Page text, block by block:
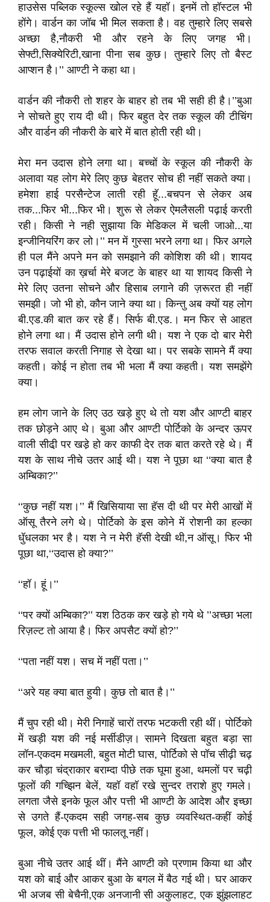
हाउसेस पब्लिक स्कूल्स खोल रहे हैं यहॉ। इनमें तो हॉस्टल भी
होंगे। वार्डन का जॉब भी मिल सकता है। वह तुम्हारे लिए सबसे
अच्छा है,नौकरी भी और रहने के लिए जगह भी।
सेफ्टी,सिक्येरिटी,खाना पीना सब कुछ। तुम्हारे लिए तो बैस्ट
आप्शन है।’’ आण्टी ने कहा था।
वार्डन की नौकरी तो शहर के बाहर हो तब भी सही ही है।’’बुआ
ने सोचते हुए राय दी थी। फिर बहुत देर तक स्कूल की टीचिंग
और वार्डन की नौकरी के बारे में बात होती रही थी।
मेरा मन उदास होने लगा था। बच्चों के स्कूल की नौकरी के
अलावा यह लोग मेरे लिए कुछ बेहतर सोच ही नहीं सकते क्या।
हमेशा हाई परसैन्टेज लाती रही हूॅ...बचपन से लेकर अब
तक...फिर भी...फिर भी। शुरू से लेकर ऐमलैसली पढ़ाई करती
रही। किसी ने नही सुझाया कि मेडिकल में चली जाओ...या
इन्जीनियरिंग कर लो।’’ मन में गुस्सा भरने लगा था। फिर अगले
ही पल मैंने अपने मन को समझाने की कोशिश की थी। शायद
उन पढ़ाईयों का ख़र्चा मेरे बजट के बाहर था या शायद किसी ने
मेरे लिए उतना सोचने और हिसाब लगाने की ज़रूरत ही नहीं
समझी। जो भी हो, कौन जाने क्या था। किन्तु अब क्यों यह लोग
बी.एड.की बात कर रहे हैं। सिर्फ बी.एड.। मन फिर से आहत
होने लगा था। मैं उदास होने लगी थी। यश ने एक दो बार मेरी
तरफ सवाल करती निगाह से देखा था। पर सबके सामने मैं क्या
कहती। कोई न होता तब भी भला मैं क्या कहती। यश समझेंगे
क्या।
हम लोग जाने के लिए उठ खड़े हुए थे तो यश और आण्टी बाहर
तक छोड़ने आए थे। बुआ और आण्टी पोर्टिको के अन्दर ऊपर
वाली सीढी़ पर खडे़ हो कर काफी देर तक बात करते रहे थे। मैं
यश के साथ नीचे उतर आई थी। यश ने पूछा था ‘‘क्या बात है
अम्बिका?’’
‘‘कुछ नहीं यश।’’ मैं खिसियाया सा हॅस दी थी पर मेरी आखों में
ऑसू तैरने लगे थे। पोर्टिको के इस कोने में रोशनी का हल्का
धुॅधलका भर है। यश ने न मेरी हॅसी देखी थी,न ऑसू। फिर भी
पूछा था,‘‘उदास हो क्या?’’
‘‘हॉ। हूं।’’
‘‘पर क्यों अम्बिका?’’ यश ठिठक कर खड़े हो गये थे ’’अच्छा भला
रिज़ल्ट तो आया है। फिर अपसैट क्यों हो?’’
‘‘पता नहीं यश। सच में नहीं पता।’’
‘‘अरे यह क्या बात हुयी। कुछ तो बात है।’’
मैं चुप रही थी। मेरी निगाहें चारों तरफ भटकती रही थीं। पोर्टिको
में खड़ी यश की नई मर्सीडीज़। सामने दिखता बहुत बड़ा सा
लॉन-एकदम मखमली, बहुत मोटी घास, पोर्टिको से पॉच सीढ़ी चढ़
कर चौड़ा चंद्राकार बराम्दा पीछे तक घूमा हुआ, थमलों पर चढ़ी
फूलों की गच्झिन बेलें, यहॉ वहॉ रखे सुन्दर तराशे हुए गमले।
लगता जैसे इनके फूल और पत्ती भी आण्टी के आदेश और इच्छा
से उगते हैं-एकदम सही जगह-सब कुछ व्यवस्थित-कहीं कोई
फूल, कोई एक पत्ती भी फालतू नहीं।
बुआ नीचे उतर आई थीं। मैंने आण्टी को प्रणाम किया था और
यश को बाई और आकर बुआ के बगल में बैठ गई थी। घर आकर
भी अजब सी बेचैनी,एक अनजानी सी अकुलाहट, एक झुंझलाहट